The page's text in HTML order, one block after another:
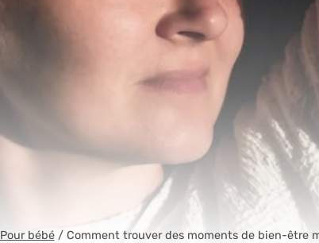
Pour bébé / Comment trouver des moments de bien-être